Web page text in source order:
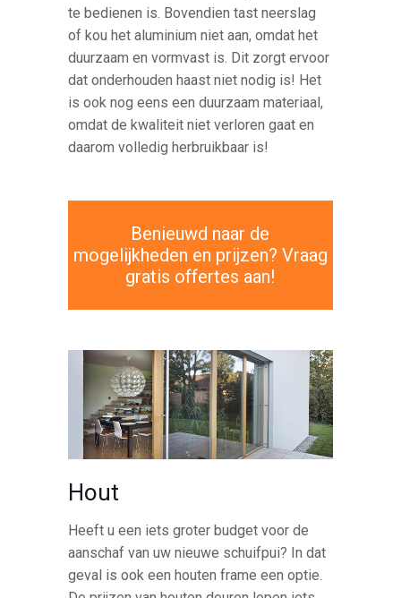
te bedienen is. Bovendien tast neerslag
of kou het aluminium niet aan, omdat het
duurzaam en vormvast is. Dit zorgt ervoor
dat onderhouden haast niet nodig is! Het
is ook nog eens een duurzaam materiaal,
omdat de kwaliteit niet verloren gaat en
daarom volledig herbruikbaar is!
Benieuwd naar de
mogelijkheden en prijzen? Vraag
gratis offertes aan!
Hout
Heeft u een iets groter budget voor de
aanschaf van uw nieuwe schuifpui? In dat
geval is ook een houten frame een optie.